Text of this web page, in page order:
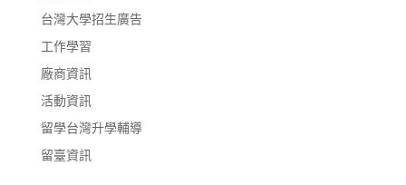
台灣大學招生廣告
工作學習
廠商資訊
活動資訊
留學台灣升學輔導
留臺資訊